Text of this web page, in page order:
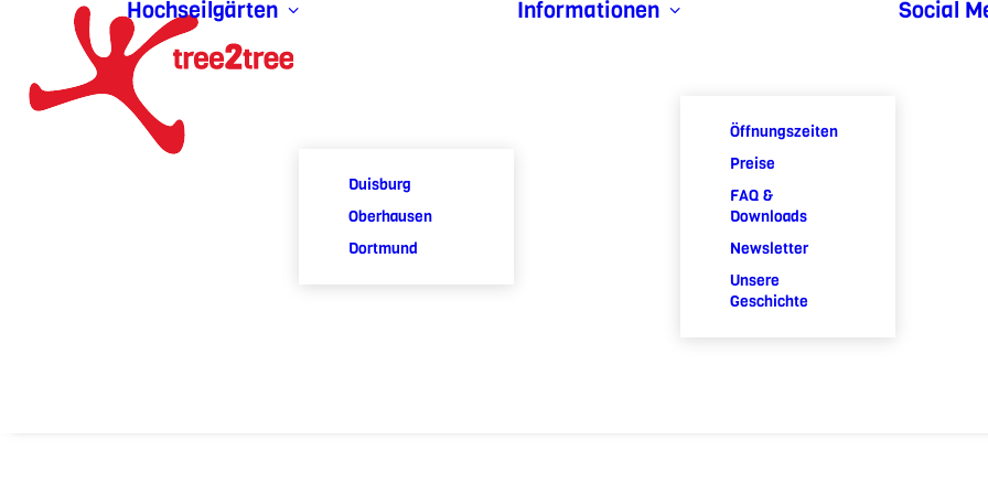
Hochseilgärten
Duisburg
Oberhausen
Dortmund
Informationen
Öffnungszeiten
Preise
FAQ &
Downloads
Newsletter
Unsere
Geschichte
Social